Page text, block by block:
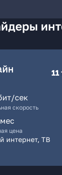
11
сек
скорость
цена
интернет, ТВ